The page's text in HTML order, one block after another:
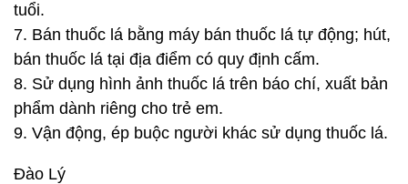
tuổi.
7. Bán thuốc lá bằng máy bán thuốc lá tự động; hút,
bán thuốc lá tại địa điểm có quy định cấm.
8. Sử dụng hình ảnh thuốc lá trên báo chí, xuất bản
phẩm dành riêng cho trẻ em.
9. Vận động, ép buộc người khác sử dụng thuốc lá.
Đào Lý